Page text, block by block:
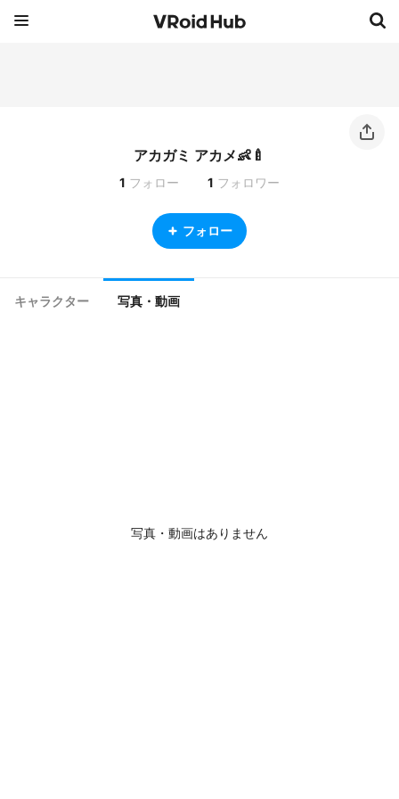
アカガミ アカメ👶🍼
1 フォロー 1 フォロワー
フォロー
キャラクター 写真・動画
写真・動画はありません